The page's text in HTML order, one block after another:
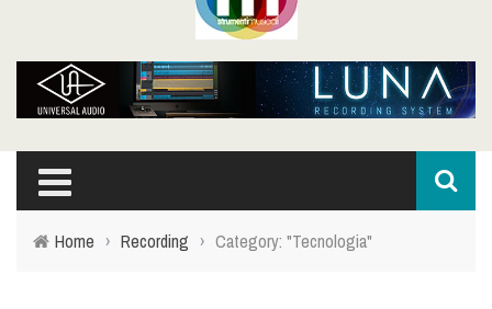
Home › Recording › Category: "Tecnologia"